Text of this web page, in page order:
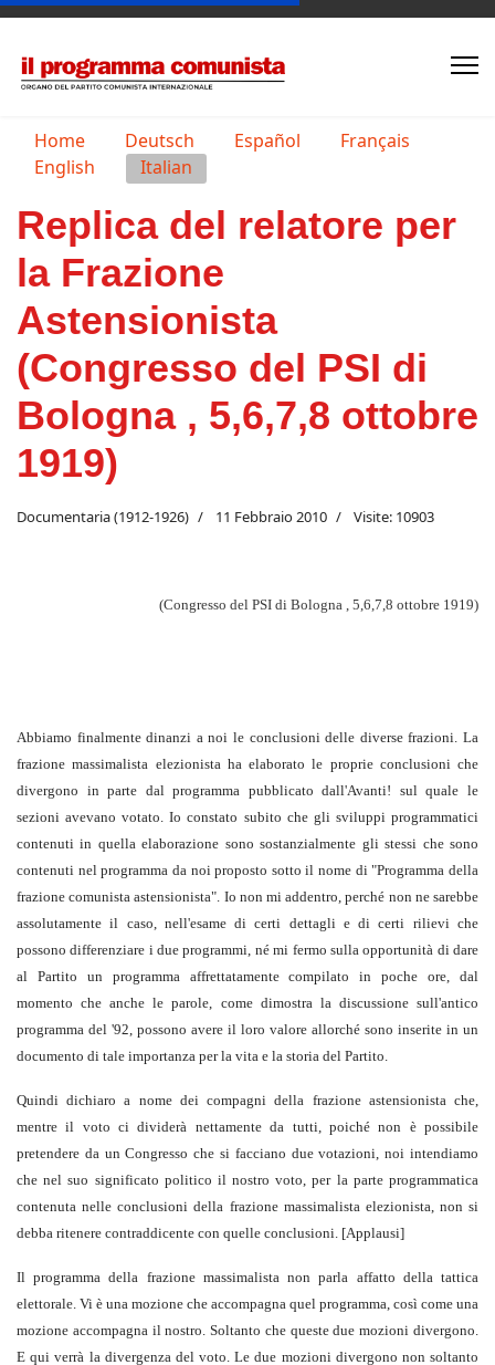
Seleziona la tua lingua
Home Deutsch Español
Français
English
Italian
Replica del relatore per
la Frazione
Astensionista
(Congresso del PSI di
Bologna , 5,6,7,8 ottobre
1919)
Documentaria (1912-1926) 11 Febbraio 2010 Visite: 10903
(Congresso del PSI di Bologna , 5,6,7,8 ottobre 1919)
Abbiamo finalmente dinanzi a noi le conclusioni delle diverse frazioni. La
frazione massimalista elezionista ha elaborato le proprie conclusioni che
divergono in parte dal programma pubblicato dall'Avanti! sul quale le
sezioni avevano votato. Io constato subito che gli sviluppi programmatici
contenuti in quella elaborazione sono sostanzialmente gli stessi che sono
contenuti nel programma da noi proposto sotto il nome di "Programma della
frazione comunista astensionista". Io non mi addentro, perché non ne sarebbe
assolutamente il caso, nell'esame di certi dettagli e di certi rilievi che
possono differenziare i due programmi, né mi fermo sulla opportunità di dare
al Partito un programma affrettatamente compilato in poche ore, dal
momento che anche le parole, come dimostra la discussione sull'antico
programma del '92, possono avere il loro valore allorché sono inserite in un
documento di tale importanza per la vita e la storia del Partito.
Quindi dichiaro a nome dei compagni della frazione astensionista che,
mentre il voto ci dividerà nettamente da tutti, poiché non è possibile
pretendere da un Congresso che si facciano due votazioni, noi intendiamo
che nel suo significato politico il nostro voto, per la parte programmatica
contenuta nelle conclusioni della frazione massimalista elezionista, non si
debba ritenere contraddicente con quelle conclusioni. [Applausi]
Il programma della frazione massimalista non parla affatto della tattica
elettorale. Vi è una mozione che accompagna quel programma, così come una
mozione accompagna il nostro. Soltanto che queste due mozioni divergono.
E qui verrà la divergenza del voto. Le due mozioni divergono non soltanto